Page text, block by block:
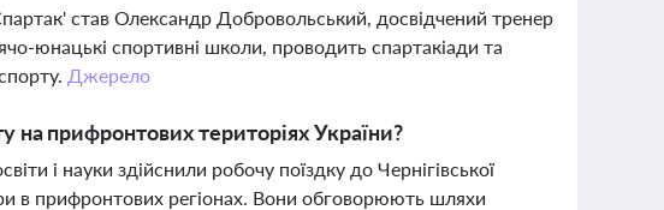
став Олександр Добровольський, досвідчений тренер
юнацькі спортивні школи, проводить спартакіади та
Джерело
прифронтових територіях України?
і науки здійснили робочу поїздку до Чернігівської
в прифронтових регіонах. Вони обговорюють шляхи